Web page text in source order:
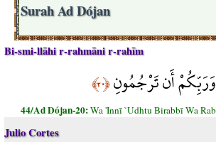
Surah Ad Dójan
Bi-smi-llāhi r-rahmāni r-rahīm
أَن تَرْجُمُونِ﴿٢٠﴾
44/Ad Dójan-20:Wa 'Innī `Udhtu Birabbī Wa
Julio Cortes